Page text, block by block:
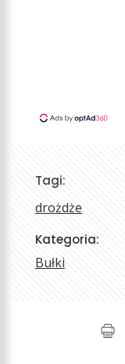
Tagi:
drożdże
Kategoria:
Bułki